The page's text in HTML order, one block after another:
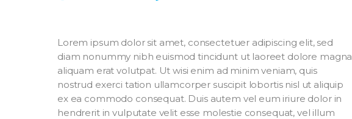
Lorem ipsum dolor sit amet, consectetuer adipiscing elit, sed
diam nonummy nibh euismod tincidunt ut laoreet dolore magna
aliquam erat volutpat. Ut wisi enim ad minim veniam, quis
nostrud exerci tation ullamcorper suscipit lobortis nisl ut aliquip
ex ea commodo consequat. Duis autem vel eum iriure dolor in
hendrerit in vulputate velit esse molestie consequat, vel illum